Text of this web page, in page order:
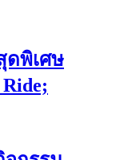
ดพิเศษ